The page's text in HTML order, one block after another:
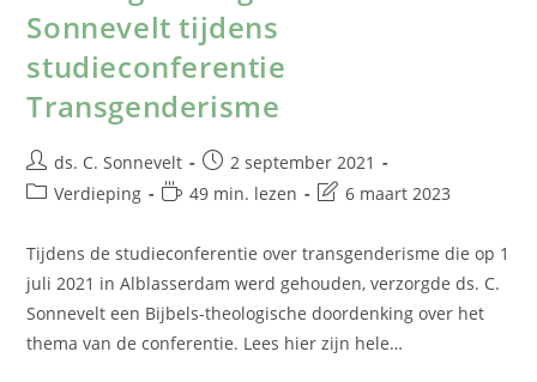
Sonnevelt tijdens
studieconferentie
Transgenderisme
ds. C. Sonnevelt
2 september 2021
Verdieping
49 min. lezen 6 maart 2023
Tijdens de studieconferentie over transgenderisme die op 1
juli 2021 in Alblasserdam werd gehouden, verzorgde ds. C.
Sonnevelt een Bijbels-theologische doordenking over het
thema van de conferentie. Lees hier zijn hele…